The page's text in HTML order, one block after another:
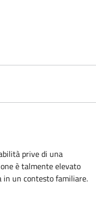
prive di una
è talmente elevato
in un contesto familiare.